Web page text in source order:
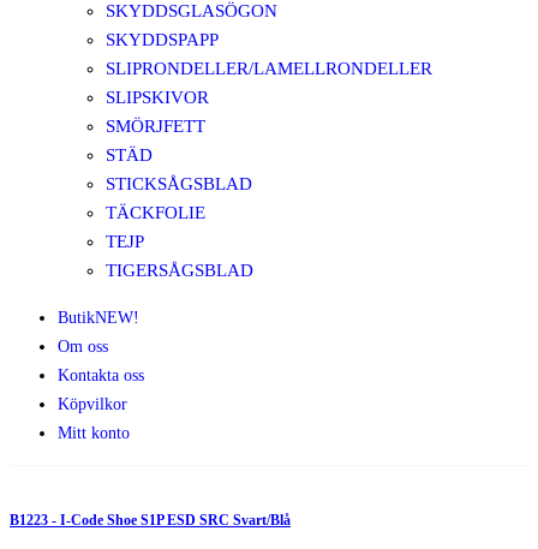
SKYDDSGLASÖGON
SKYDDSPAPP
SLIPRONDELLER/LAMELLRONDELLER
SLIPSKIVOR
SMÖRJFETT
STÄD
STICKSÅGSBLAD
TÄCKFOLIE
TEJP
TIGERSÅGSBLAD
ButikNEW!
Om oss
Kontakta oss
Köpvilkor
Mitt konto
B1223 - I-Code Shoe S1P ESD SRC Svart/Blå